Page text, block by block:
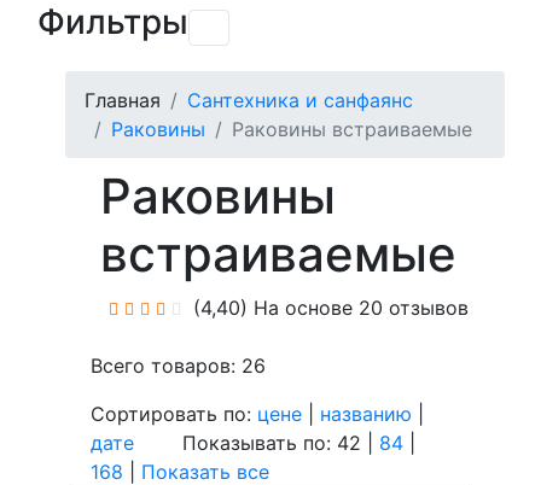
Фильтры
Главная
Сантехника и санфаянс
Раковины
Раковины встраиваемые
Раковины
встраиваемые
(4,40) На основе 20 отзывов
Всего товаров: 26
Сортировать по: цене названию
дате Показывать по: 42 | 84
168
Показать все